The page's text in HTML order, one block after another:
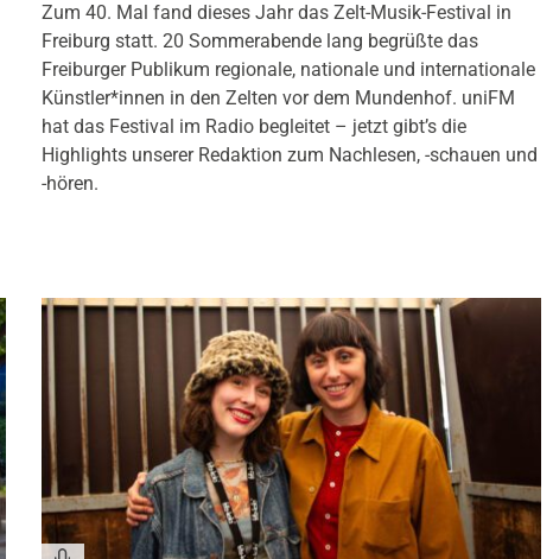
Zum 40. Mal fand dieses Jahr das Zelt-Musik-Festival in
Freiburg statt. 20 Sommerabende lang begrüßte das
Freiburger Publikum regionale, nationale und internationale
Künstler*innen in den Zelten vor dem Mundenhof. uniFM
hat das Festival im Radio begleitet – jetzt gibt’s die
Highlights unserer Redaktion zum Nachlesen, -schauen und
-hören.